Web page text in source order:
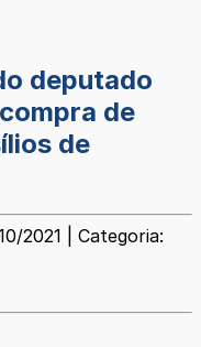
deputado
de
de
2021 | Categoria: